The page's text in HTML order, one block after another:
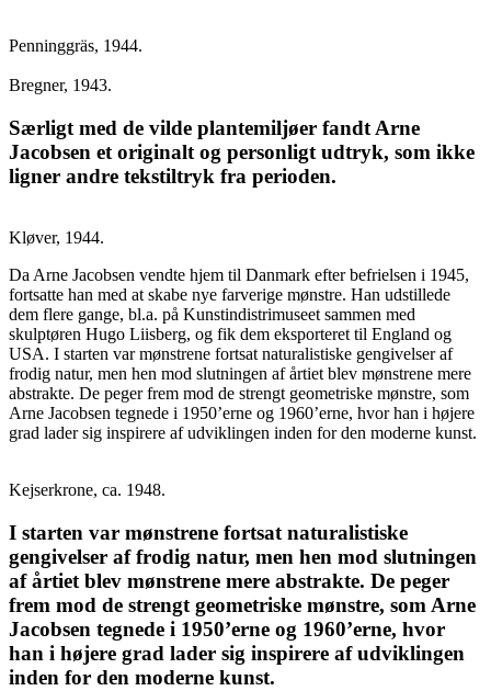
Penninggräs, 1944.
Bregner, 1943.
Særligt med de vilde plantemiljøer fandt Arne
Jacobsen et originalt og personligt udtryk, som ikke
ligner andre tekstiltryk fra perioden.
Kløver, 1944.
Da Arne Jacobsen vendte hjem til Danmark efter befrielsen i 1945,
fortsatte han med at skabe nye farverige mønstre. Han udstillede
dem flere gange, bl.a. på Kunstindistrimuseet sammen med
skulptøren Hugo Liisberg, og fik dem eksporteret til England og
USA. I starten var mønstrene fortsat naturalistiske gengivelser af
frodig natur, men hen mod slutningen af årtiet blev mønstrene mere
abstrakte. De peger frem mod de strengt geometriske mønstre, som
Arne Jacobsen tegnede i 1950’erne og 1960’erne, hvor han i højere
grad lader sig inspirere af udviklingen inden for den moderne kunst.
Kejserkrone, ca. 1948.
I starten var mønstrene fortsat naturalistiske
gengivelser af frodig natur, men hen mod slutningen
af årtiet blev mønstrene mere abstrakte. De peger
frem mod de strengt geometriske mønstre, som Arne
Jacobsen tegnede i 1950’erne og 1960’erne, hvor
han i højere grad lader sig inspirere af udviklingen
inden for den moderne kunst.